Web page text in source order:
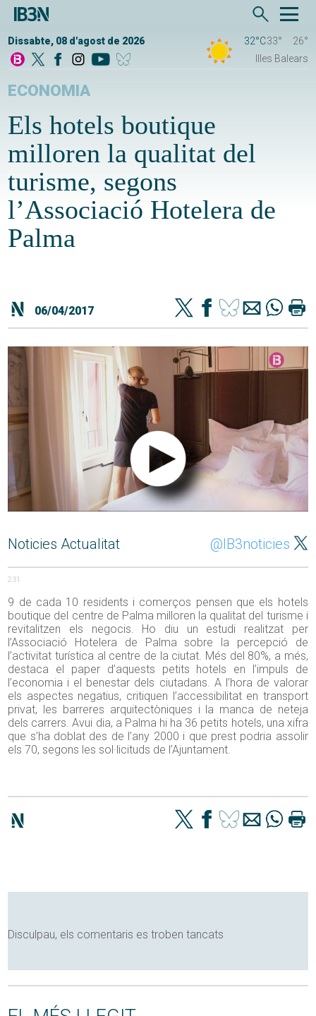
Dissabte, 08 d'agost de 2026 32°C33°
26°
Illes Balears
ECONOMIA
Els hotels boutique
milloren la qualitat del
turisme, segons
l’Associació Hotelera de
Palma
06/04/2017
Noticies Actualitat @IB3noticies
231
9 de cada 10 residents i comerços pensen que els hotels
boutique del centre de Palma milloren la qualitat del turisme i
revitalitzen els negocis. Ho diu un estudi realitzat per
l’Associació Hotelera de Palma sobre la percepció de
l’activitat turística al centre de la ciutat. Més del 80%, a més,
destaca el paper d’aquests petits hotels en l’impuls de
l’economia i el benestar dels ciutadans. A l’hora de valorar
els aspectes negatius, critiquen l’accessibilitat en transport
privat, les barreres arquitectòniques i la manca de neteja
dels carrers. Avui dia, a Palma hi ha 36 petits hotels, una xifra
que s’ha doblat des de l’any 2000 i que prest podria assolir
els 70, segons les sol·licituds de l’Ajuntament.
Disculpau, els comentaris es troben tancats